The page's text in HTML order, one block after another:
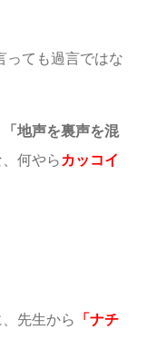
っても過言ではな
「地声を裏声を混
何やら カッコイ
先生から
「ナチ